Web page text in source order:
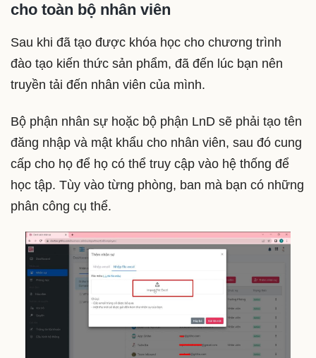
cho toàn bộ nhân viên
Sau khi đã tạo được khóa học cho chương trình
đào tạo kiến thức sản phẩm, đã đến lúc bạn nên
truyền tải đến nhân viên của mình.
Bộ phận nhân sự hoặc bộ phận LnD sẽ phải tạo tên
đăng nhập và mật khẩu cho nhân viên, sau đó cung
cấp cho họ để họ có thể truy cập vào hệ thống để
học tập. Tùy vào từng phòng, ban mà bạn có những
phân công cụ thể.